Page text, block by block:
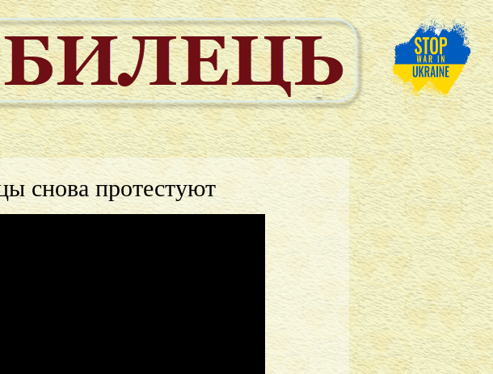
снова протестуют